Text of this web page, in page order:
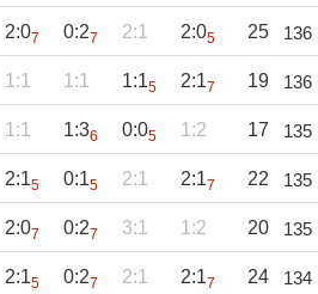
2:07 0:27 2:1 2:05 25 136
1:1 1:1 1:15 2:17 19 136
1:1 1:36 0:05 1:2 17 135
2:15 0:15 2:1 2:17 22 135
2:07 0:27 3:1 1:2 20 135
2:15 0:27 2:1 2:17 24 134